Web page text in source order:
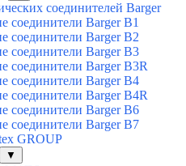
соединителей Barger
соединители Barger B1
соединители Barger B2
соединители Barger B3
соединители Barger B3R
соединители Barger B4
соединители Barger B4R
соединители Barger B6
соединители Barger B7
GROUP
▼